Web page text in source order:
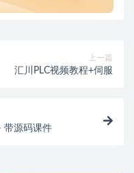
上一篇
汇川PLC视频教程+伺服
带源码课件